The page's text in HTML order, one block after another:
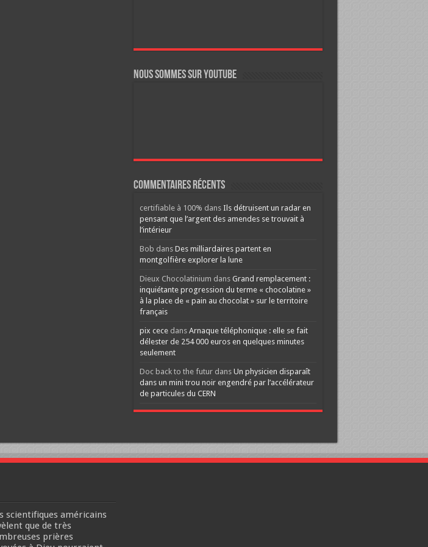
Nous sommes sur YouTube
Commentaires récents
certifiable à 100% dans Ils détruisent un radar en
pensant que l’argent des amendes se trouvait à
l’intérieur
Bob dans Des milliardaires partent en
montgolfière explorer la lune
Dieux Chocolatinium dans Grand remplacement :
inquiétante progression du terme « chocolatine »
à la place de « pain au chocolat » sur le territoire
français
pix cecedans Arnaque téléphonique : elle se fait
délester de 254 000 euros en quelques minutes
seulement
Doc back to the futurdans Un physicien disparaît
dans un mini trou noir engendré par l’accélérateur
de particules du CERN
scientifiques américains
que de très
prières